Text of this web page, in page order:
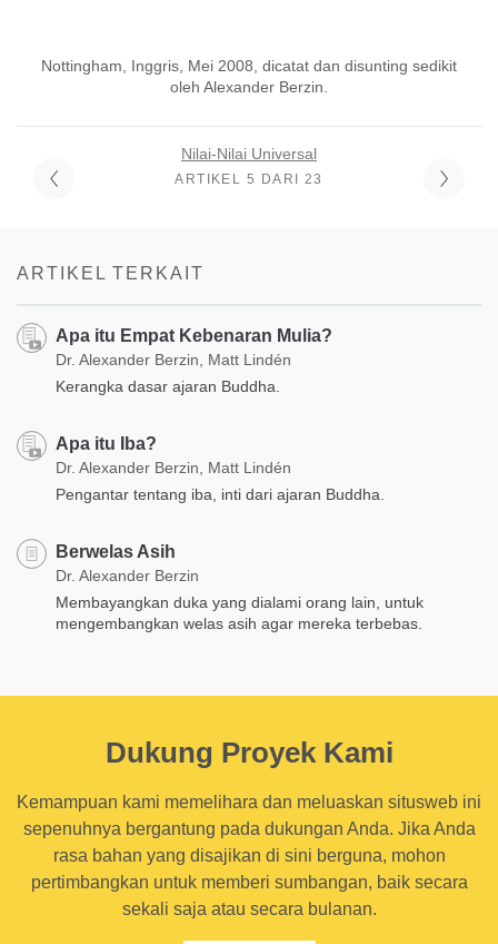
Nottingham, Inggris, Mei 2008, dicatat dan disunting sedikit
oleh Alexander Berzin.
Nilai-Nilai Universal
ARTIKEL 5 DARI 23
ARTIKEL TERKAIT
Apa itu Empat Kebenaran Mulia?
Dr. Alexander Berzin, Matt Lindén
Kerangka dasar ajaran Buddha.
Apa itu Iba?
Dr. Alexander Berzin, Matt Lindén
Pengantar tentang iba, inti dari ajaran Buddha.
Berwelas Asih
Dr. Alexander Berzin
Membayangkan duka yang dialami orang lain, untuk
mengembangkan welas asih agar mereka terbebas.
Dukung Proyek Kami
Kemampuan kami memelihara dan meluaskan situsweb ini
sepenuhnya bergantung pada dukungan Anda. Jika Anda
rasa bahan yang disajikan di sini berguna, mohon
pertimbangkan untuk memberi sumbangan, baik secara
sekali saja atau secara bulanan.